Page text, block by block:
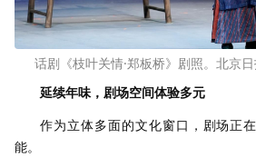
话剧《枝叶关情·郑板桥》剧照。北京
延续年味， 剧场空间体验多元
作为立体多面的文化窗口，剧场正
能。